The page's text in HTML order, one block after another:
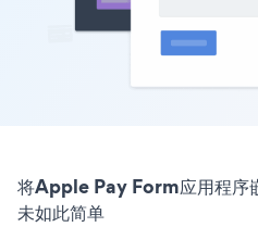
将Apple Pay Form应用程序
未如此简单